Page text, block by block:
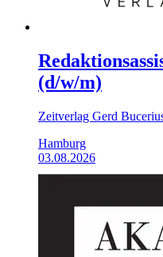
(d/w/m)
Zeitverlag Gerd
Hamburg
03.08.2026